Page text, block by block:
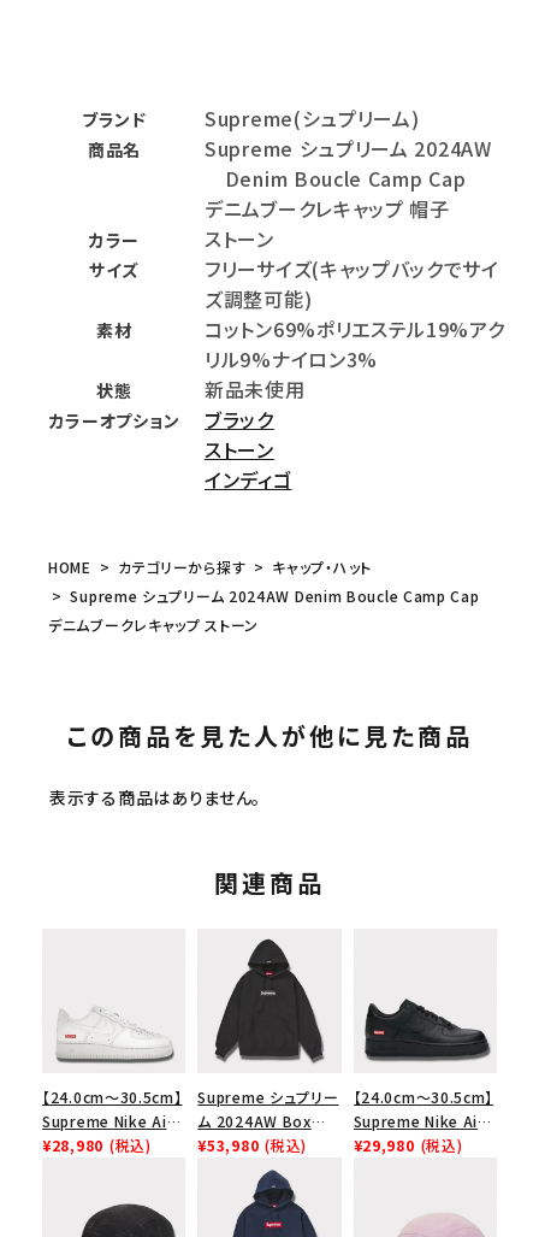
ブランド Supreme(シュプリーム)
商品名
Supreme シュプリーム 2024AW
Denim Boucle Camp Cap
デニムブークレキャップ 帽子
カラー ストーン
サイズ
フリーサイズ(キャップバックでサイ
ズ調整可能)
素材
コットン69%ポリエステル19%アク
リル9%ナイロン3%
状態 新品未使用
カラーオプション
ブラック
ストーン
インディゴ
HOME カテゴリーから探す
キャップ・ハット
Supreme シュプリーム 2024AW Denim Boucle Camp Cap
デニムブークレキャップ ストーン
この商品を見た人が他に見た商品
表示する商品はありません。
関連商品
【24.0cm～30.5cm】
Supreme Nike Air
Force 1 Low シュプ
ューズ ホワイト
¥28,980 (税込)
Supreme シュプリー
ム 2024AW Box
Logo Hooded
Sweatshirt ボック
スロゴフードパーカー
ブラック 黒
¥53,980 (税込)
【24.0cm～30.5cm】
Supreme Nike Air
Force 1 Low シュプ
ューズ ブラック
¥29,980 (税込)